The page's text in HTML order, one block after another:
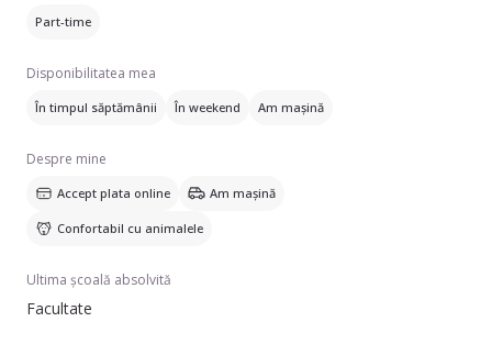
școlare, să le ofer suport și să mă asigur că se simt bine.
Am certificat de profesor pentru învățământ primar, ceea ce
îmi permite să mă ocup cu responsabilitate de educația celor
Part-time
Disponibilitatea mea
În timpul săptămânii În weekend Am mașină
Despre mine
Accept plata online Am mașină
Confortabil cu animalele
Ultima școală absolvită
Facultate